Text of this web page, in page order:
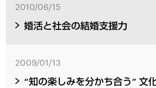
2010/06/15
婚活と社会の結婚支援力
2009/01/13
“知の楽しみを分かち合う” 文